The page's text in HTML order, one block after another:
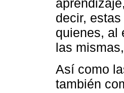
decir,
quienes, al
las
Así como
también